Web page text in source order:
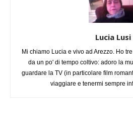
Lucia Lusi
Mi chiamo Lucia e vivo ad Arezzo. Ho
da un po' di tempo coltivo: adoro la
guardare la TV (in particolare film
viaggiare e tenermi sempre